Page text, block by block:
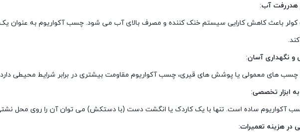
:
باعث کاهش کارایی سیستم خنک کننده و مصرف بالای آب می شود. چسب آکواریوم به عنوان
:
چسب های معمولی یا پوشش های قیری، چسب آکواریوم مقاومت بیشتری در برابر شرایط محیطی دارد
:
آکواریوم ساده است. تنها با یک کاردک یا انگشت دست (با دستکش) می توان آن را روی محل
: